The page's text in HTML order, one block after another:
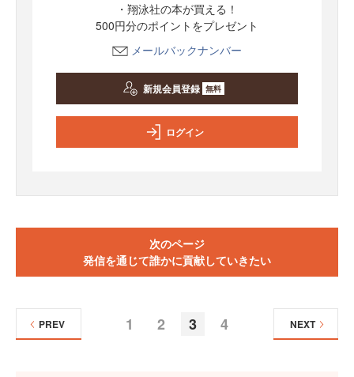
・翔泳社の本が買える！
500円分のポイントをプレゼント
メールバックナンバー
新規会員登録 無料
ログイン
次のページ
発信を通じて誰かに貢献していきたい
1 2 3 4
PREV NEXT